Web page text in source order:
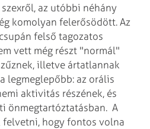
az utóbbi néhány
komolyan felerősödött. Az
felső tagozatos
vett még részt "normál"
illetve ártatlannak
legmeglepőbb: az orális
aktivitás részének, és
önmegtartóztatásban. A
felvetni, hogy fontos volna